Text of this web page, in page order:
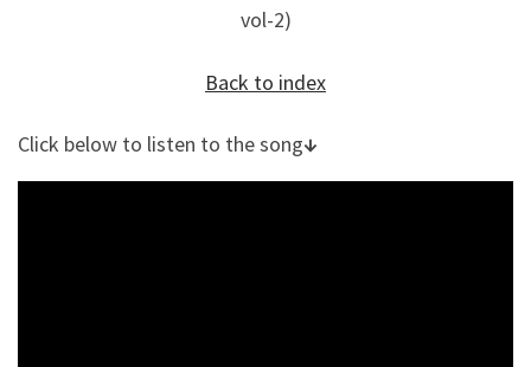
vol-2)
Back to index
Click below to listen to the song↓